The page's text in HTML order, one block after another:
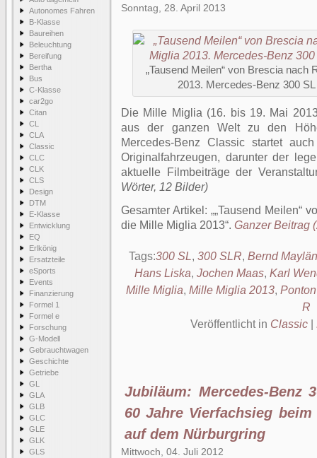
Autonomes Fahren
B-Klasse
Baureihen
Beleuchtung
Bereifung
Bertha
Bus
C-Klasse
car2go
Citan
CL
CLA
Classic
CLC
CLK
CLS
Design
DTM
E-Klasse
Entwicklung
EQ
Erlkönig
Ersatzteile
eSports
Events
Finanzierung
Formel 1
Formel e
Forschung
G-Modell
Gebrauchtwagen
Geschichte
Getriebe
GL
GLA
GLB
GLC
GLE
GLK
GLS
Sonntag, 28. April 2013
„Tausend Meilen“ von Brescia nach
2013. Mercedes-Benz 300
Die Mille Miglia (16. bis 19. Mai
aus der ganzen Welt zu den
Mercedes-Benz Classic startet
Originalfahrzeugen, darunter der
aktuelle Filmbeiträge der
Wörter, 12 Bilder)
Gesamter Artikel: „Tausend Meilen“
die Mille Miglia 2013 . Ganzer Beitrag
Tags:300 SL, 300 SLR, Bernd
Hans Liska, Jochen Maas, Karl
Mille Miglia, Mille Miglia 2013, Ponton
R
Veröffentlicht in Classic
Jubiläum: Mercedes-Benz
60 Jahre Vierfachsieg
auf dem Nürburgring
Mittwoch, 04. Juli 2012